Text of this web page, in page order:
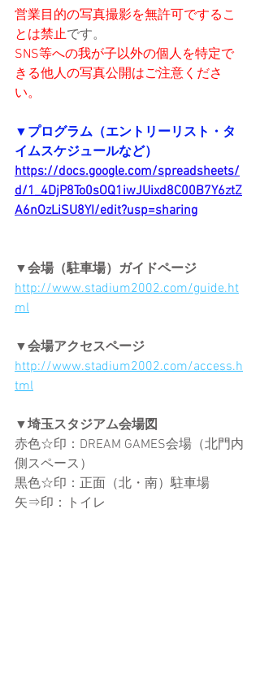
営業目的の写真撮影を無許可でするこ
とは禁止です。
SNS等への我が子以外の個人を特定で
きる他人の写真公開はご注意くださ
い。
▼プログラム（エントリーリスト・タ
イムスケジュールなど）
https://docs.google.com/spreadsheets/
d/1_4DjP8To0sOQ1iwJUixd8C00B7Y6ztZ
A6nOzLiSU8YI/edit?usp=sharing
▼会場（駐車場）ガイドページ
http://www.stadium2002.com/guide.ht
ml
▼会場アクセスページ
http://www.stadium2002.com/access.h
tml
▼埼玉スタジアム会場図
赤色☆印：DREAM GAMES会場（北門内
側スペース）
黒色☆印：正面（北・南）駐車場
矢⇒印：トイレ